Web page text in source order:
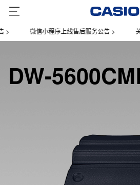
微信小程序上线售后服务公告 > 关
DW-